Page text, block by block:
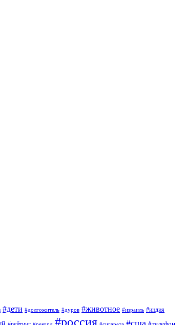
#дети #долгожитель #дуров #животное #израиль #индия
#россия #сша